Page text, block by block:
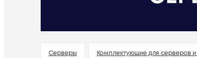
Серверы Комплектующие для серверов